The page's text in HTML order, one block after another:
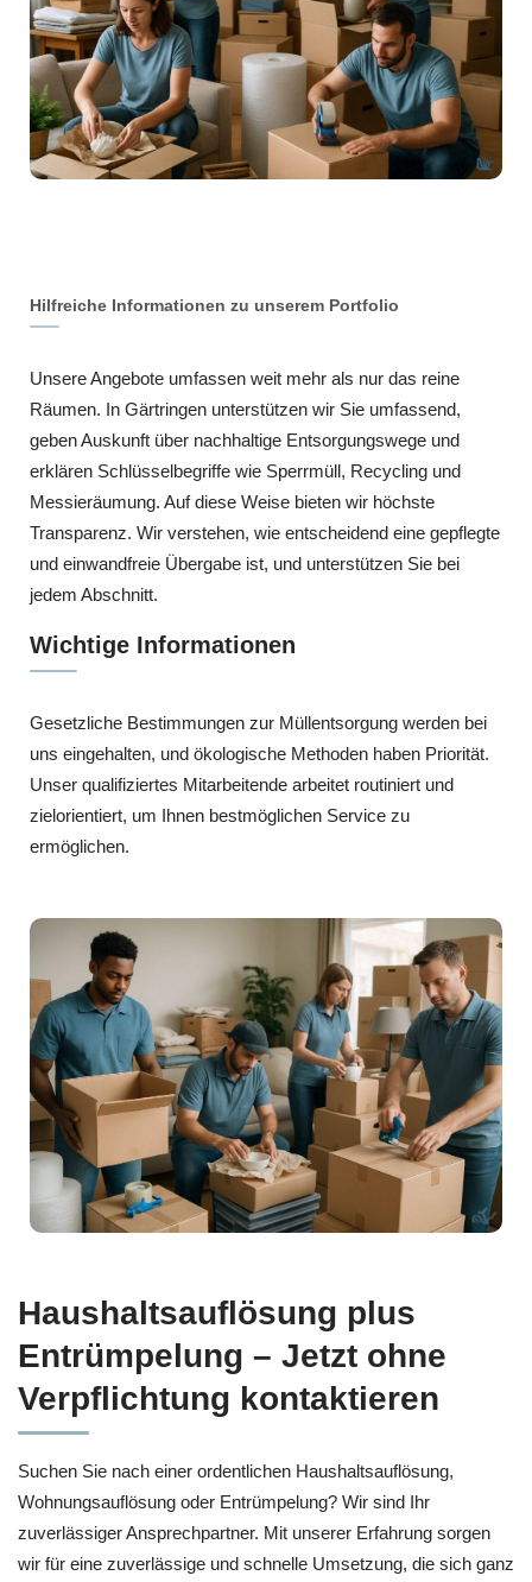
Hilfreiche Informationen zu unserem Portfolio
Unsere Angebote umfassen weit mehr als nur das reine
Räumen. In Gärtringen unterstützen wir Sie umfassend,
geben Auskunft über nachhaltige Entsorgungswege und
erklären Schlüsselbegriffe wie Sperrmüll, Recycling und
Messieräumung. Auf diese Weise bieten wir höchste
Transparenz. Wir verstehen, wie entscheidend eine gepflegte
und einwandfreie Übergabe ist, und unterstützen Sie bei
jedem Abschnitt.
Wichtige Informationen
Gesetzliche Bestimmungen zur Müllentsorgung werden bei
uns eingehalten, und ökologische Methoden haben Priorität.
Unser qualifiziertes Mitarbeitende arbeitet routiniert und
zielorientiert, um Ihnen bestmöglichen Service zu
ermöglichen.
Haushaltsauflösung plus
Entrümpelung – Jetzt ohne
Verpflichtung kontaktieren
Suchen Sie nach einer ordentlichen Haushaltsauflösung,
Wohnungsauflösung oder Entrümpelung? Wir sind Ihr
zuverlässiger Ansprechpartner. Mit unserer Erfahrung sorgen
wir für eine zuverlässige und schnelle Umsetzung, die sich ganz